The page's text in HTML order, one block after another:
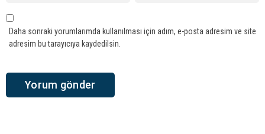
Daha sonraki yorumlarımda kullanılması için adım, e-posta adresim ve site
adresim bu tarayıcıya kaydedilsin.